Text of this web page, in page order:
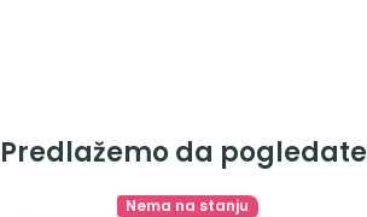
Predlažemo da pogledate
Nema na stanju